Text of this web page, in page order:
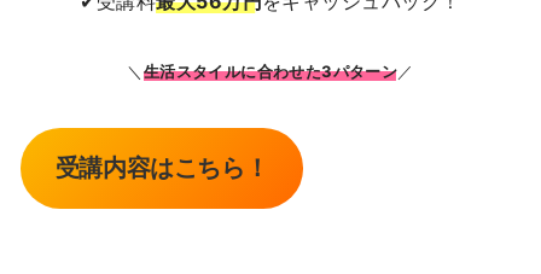
＼ 生活スタイルに合わせた3パターン／
受講内容はこちら！